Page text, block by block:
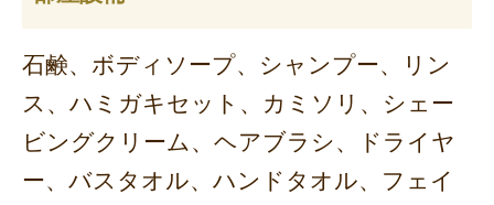
石鹸、ボディソープ、シャンプー、リン
ス、ハミガキセット、カミソリ、シェー
ビングクリーム、ヘアブラシ、ドライヤ
ー、バスタオル、ハンドタオル、フェイ